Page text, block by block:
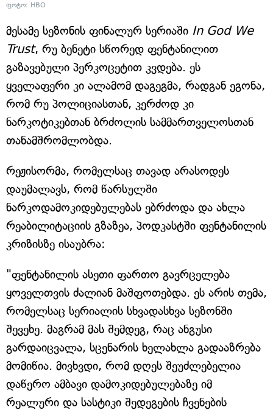
ფოტო: HBO
მესამე სეზონის ფინალურ სერიაში In God We
Trust, რუ ბენეტი სწორედ ფენტანილით
გაზავებული პერკოცეტით კვდება. ეს
ყველაფერი კი ალამომ დაგეგმა, რადგან ეგონა,
რომ რუ პოლიციასთან, კერძოდ კი
ნარკოტიკებთან ბრძოლის სამმართველოსთან
თანამშრომლობდა.
რეჟისორმა, რომელსაც თავად არასოდეს
დაუმალავს, რომ წარსულში
ნარკოდამოკიდებულებას ებრძოდა და ახლა
რეაბილიტაციის გზაზეა, პოდკასტში ფენტანილის
კრიზისზე ისაუბრა:
"ფენტანილის ასეთი ფართო გავრცელება
ყოველთვის ძალიან მაშფოთებდა. ეს არის თემა,
რომელსაც სერიალის სხვადასხვა სეზონში
შევეხე. მაგრამ მას შემდეგ, რაც ანგუსი
გარდაიცვალა, სცენარის ხელახლა გადააზრება
მომიწია. მივხვდი, რომ დღეს შეუძლებელია
დაწერო ამბავი დამოკიდებულებაზე იმ
რეალური და სასტიკი შედეგების ჩვენების